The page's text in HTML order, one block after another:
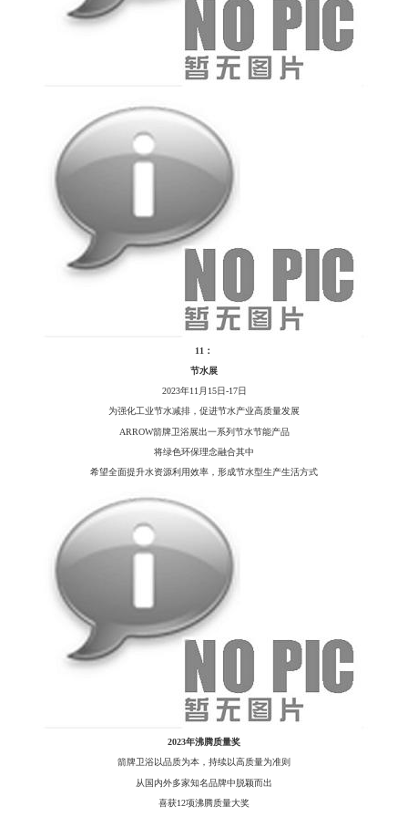
11：
节水展
2023年11月15日-17日
为强化工业节水减排，促进节水产业高质量发展
ARROW箭牌卫浴展出一系列节水节能产品
将绿色环保理念融合其中
希望全面提升水资源利用效率 形成节水型生产生活方式
2023年沸腾质量奖
箭牌卫浴以品质为本，持续以高质量为准则
从国内外多家知名品牌中脱颖而出
喜获12项沸腾质量大奖